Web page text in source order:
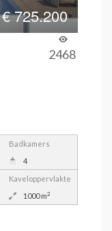
€725.200
2468
Badkamers
4
Kaveloppervlakte
1000 m2